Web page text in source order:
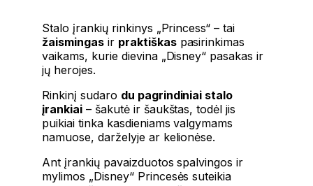
Stalo įrankių rinkinys „Princess“ – tai
žaismingasir praktiškaspasirinkimas
vaikams, kurie dievina „Disney“ pasakas ir
jų herojes.
Rinkinį sudaro du pagrindiniai stalo
įrankiai– šakutė ir šaukštas, todėl jis
puikiai tinka kasdieniams valgymams
namuose, darželyje ar kelionėse.
Ant įrankių pavaizduotos spalvingos ir
mylimos „Disney“ Princesės suteikia